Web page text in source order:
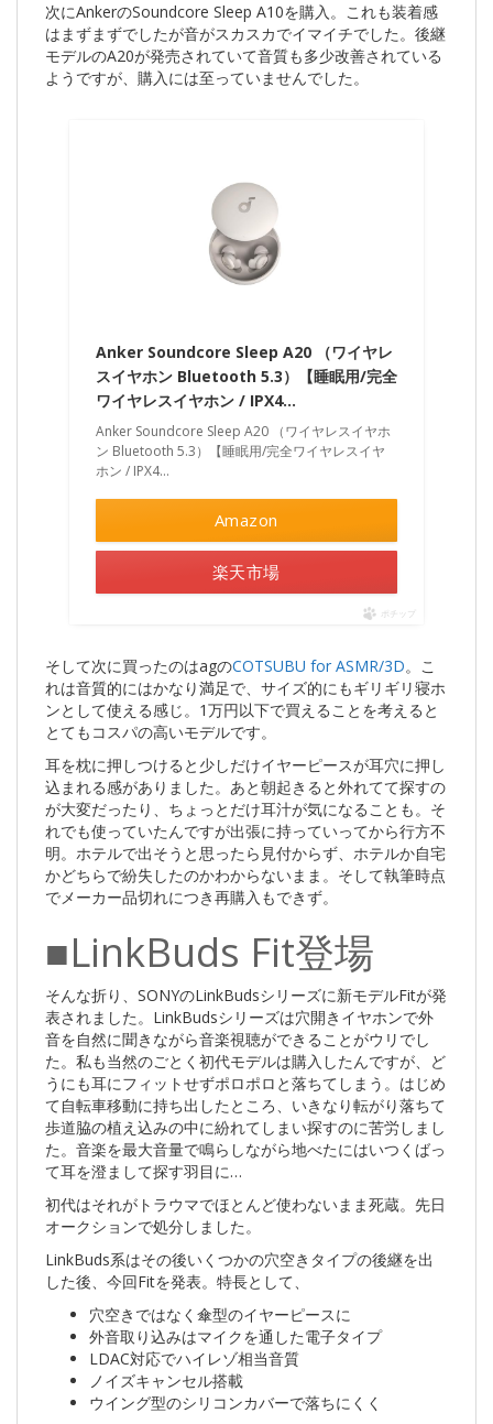
次にAnkerのSoundcore Sleep A10を購入。これも装着感
はまずまずでしたが音がスカスカでイマイチでした。後継
モデルのA20が発売されていて音質も多少改善されている
ようですが、購入には至っていませんでした。
Anker Soundcore Sleep A20 （ワイヤレ
スイヤホン Bluetooth 5.3）【睡眠用/完全
ワイヤレスイヤホン / IPX4…
Anker Soundcore Sleep A20 （ワイヤレスイヤホ
ン Bluetooth 5.3）【睡眠用/完全ワイヤレスイヤ
ホン / IPX4…
Amazon
楽天市場
ポチップ
そして次に買ったのはagのCOTSUBU for ASMR/3D。こ
れは音質的にはかなり満足で、サイズ的にもギリギリ寝ホ
ンとして使える感じ。1万円以下で買えることを考えると
とてもコスパの高いモデルです。
耳を枕に押しつけると少しだけイヤーピースが耳穴に押し
込まれる感がありました。あと朝起きると外れてて探すの
が大変だったり、ちょっとだけ耳汁が気になることも。そ
れでも使っていたんですが出張に持っていってから行方不
明。ホテルで出そうと思ったら見付からず、ホテルか自宅
かどちらで紛失したのかわからないまま。そして執筆時点
でメーカー品切れにつき再購入もできず。
■LinkBuds Fit登場
そんな折り、SONYのLinkBudsシリーズに新モデルFitが発
表されました。LinkBudsシリーズは穴開きイヤホンで外
音を自然に聞きながら音楽視聴ができることがウリでし
た。私も当然のごとく初代モデルは購入したんですが、ど
うにも耳にフィットせずポロポロと落ちてしまう。はじめ
て自転車移動に持ち出したところ、いきなり転がり落ちて
歩道脇の植え込みの中に紛れてしまい探すのに苦労しまし
た。音楽を最大音量で鳴らしながら地べたにはいつくばっ
て耳を澄まして探す羽目に…
初代はそれがトラウマでほとんど使わないまま死蔵。先日
オークションで処分しました。
LinkBuds系はその後いくつかの穴空きタイプの後継を出
した後、今回Fitを発表。特長として、
穴空きではなく傘型のイヤーピースに
外音取り込みはマイクを通した電子タイプ
LDAC対応でハイレゾ相当音質
ノイズキャンセル搭載
ウイング型のシリコンカバーで落ちにくく